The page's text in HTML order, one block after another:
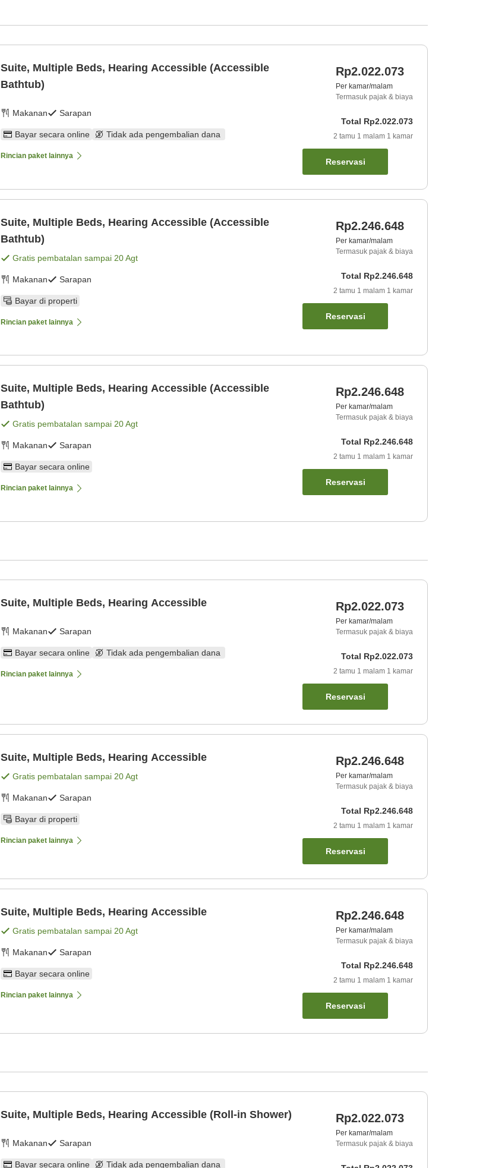
Suite, Multiple Beds, Hearing Accessible (Accessible
Bathtub)
Makanan Sarapan
Bayar secara online Tidak ada pengembalian dana
Rincian paket lainnya
Rp2.022.073
Per kamar/malam
Termasuk pajak & biaya
Total Rp2.022.073
2 tamu 1 malam 1 kamar
Reservasi
Suite, Multiple Beds, Hearing Accessible (Accessible
Bathtub)
Gratis pembatalan sampai 20 Agt
Makanan Sarapan
Bayar di properti
Rincian paket lainnya
Rp2.246.648
Per kamar/malam
Termasuk pajak & biaya
Total Rp2.246.648
2 tamu 1 malam 1 kamar
Reservasi
Suite, Multiple Beds, Hearing Accessible (Accessible
Bathtub)
Gratis pembatalan sampai 20 Agt
Makanan Sarapan
Bayar secara online
Rincian paket lainnya
Rp2.246.648
Per kamar/malam
Termasuk pajak & biaya
Total Rp2.246.648
2 tamu 1 malam 1 kamar
Reservasi
Suite, Multiple Beds, Hearing Accessible
Makanan Sarapan
Bayar secara online Tidak ada pengembalian dana
Rincian paket lainnya
Rp2.022.073
Per kamar/malam
Termasuk pajak & biaya
Total Rp2.022.073
2 tamu 1 malam 1 kamar
Reservasi
Suite, Multiple Beds, Hearing Accessible
Gratis pembatalan sampai 20 Agt
Makanan Sarapan
Bayar di properti
Rincian paket lainnya
Rp2.246.648
Per kamar/malam
Termasuk pajak & biaya
Total Rp2.246.648
2 tamu 1 malam 1 kamar
Reservasi
Suite, Multiple Beds, Hearing Accessible
Gratis pembatalan sampai 20 Agt
Makanan Sarapan
Bayar secara online
Rincian paket lainnya
Rp2.246.648
Per kamar/malam
Termasuk pajak & biaya
Total Rp2.246.648
2 tamu 1 malam 1 kamar
Reservasi
Suite, Multiple Beds, Hearing Accessible (Roll-in Shower)
Makanan Sarapan
Bayar secara online Tidak ada pengembalian dana
Rp2.022.073
Per kamar/malam
Termasuk pajak & biaya